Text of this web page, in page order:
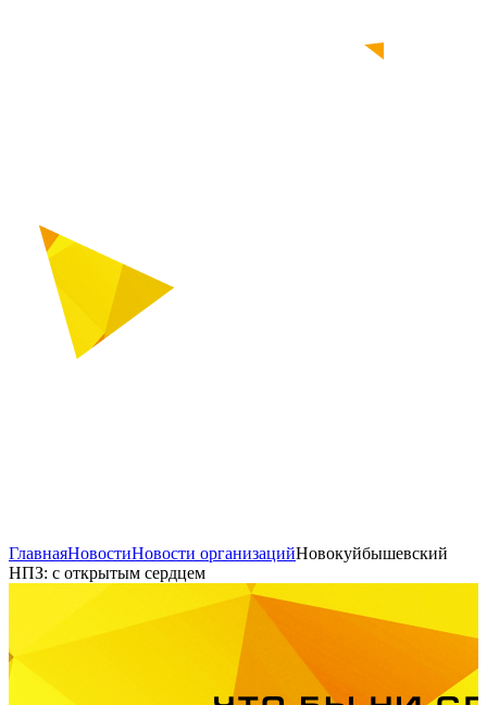
ГлавнаяНовостиНовости организацийНовокуйбышевский
НПЗ: с открытым сердцем